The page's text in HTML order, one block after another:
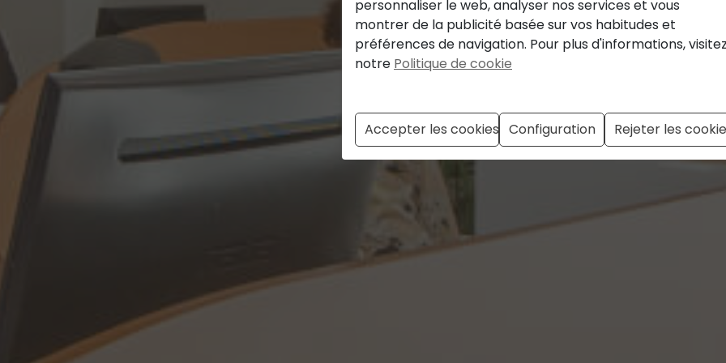
personnaliser le web, analyser nos services et vous
montrer de la publicité basée sur vos habitudes et
préférences de navigation. Pour plus d'informations,
notre Politique de cookie
Accepter les cookies Configuration Rejeter les